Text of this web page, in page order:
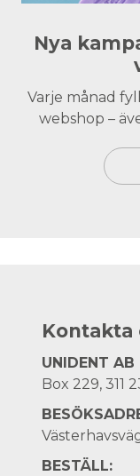
Nya
Varje månad
webshop –
Kontakta
UNIDENT AB
Box 229, 311
BESTÄLL: